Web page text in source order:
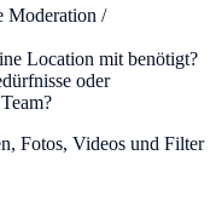
Moderation /
Location mit benötigt?
oder
Fotos, Videos und Filter